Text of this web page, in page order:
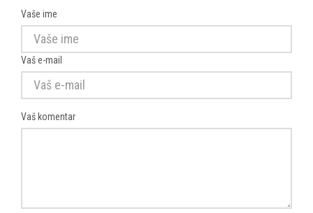
Vaše ime
Vaš e-mail
Vaš komentar